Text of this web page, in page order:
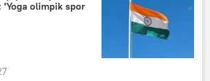
sporcuları
'Yoga olimpik spor